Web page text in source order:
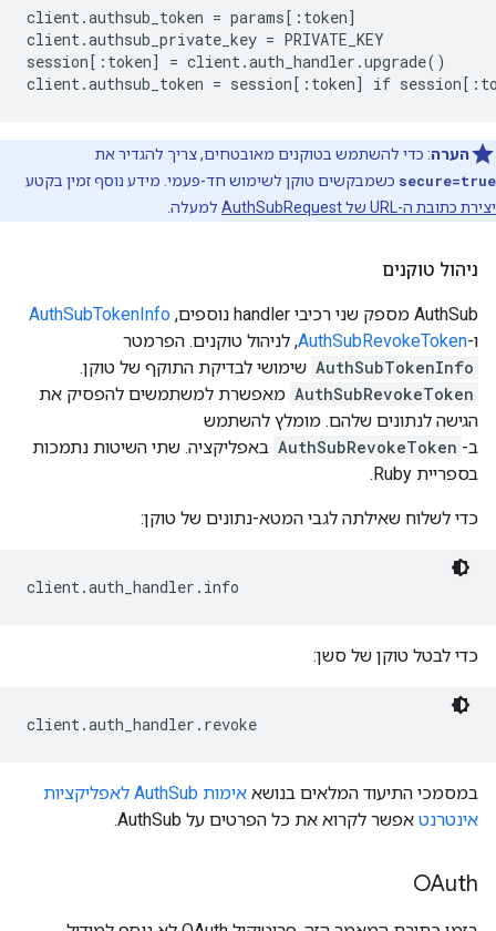
client.authsub_token = params[:token]
client.authsub_private_key = PRIVATE_KEY
session[:token] = client.auth_handler.upgrade()
client.authsub_token = session[:token] if
הערה: כדי להשתמש בטוקנים מאובטחים, צריך להגדיר את
secure=true כשמבקשים טוקן לשימוש חד-פעמי. מידע נוסף זמין בקטע
יצירת כתובת ה-URL של AuthSubRequest
למעלה.
ניהול טוקנים
‫AuthSub מספק שני רכיבי handler נוספים,‏
AuthSubTokenInfo
ו-AuthSubRevokeToken, לניהול טוקנים. הפרמטר
AuthSubTokenInfo שימושי לבדיקת התוקף של טוקן.
AuthSubRevokeToken מאפשרת למשתמשים להפסיק את
הגישה לנתונים שלהם. מומלץ להשתמש
ב- AuthSubRevokeToken באפליקציה. שתי השיטות נתמכות
בספריית Ruby.
כדי לשלוח שאילתה לגבי המטא-נתונים של טוקן:
client.auth_handler.info
כדי לבטל טוקן של סשן:
client.auth_handler.revoke
במסמכי התיעוד המלאים בנושא
אימות AuthSub לאפליקציות
אינטרנט אפשר לקרוא את כל הפרטים על AuthSub.
OAuth